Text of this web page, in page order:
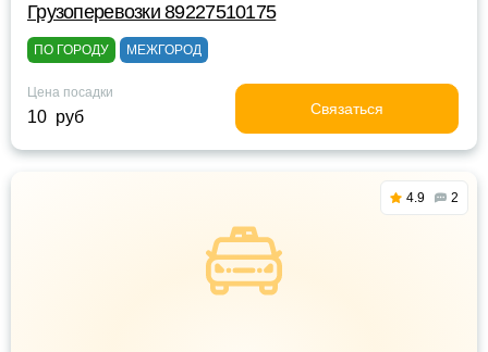
Грузоперевозки 89227510175
ПО ГОРОДУ МЕЖГОРОД
Цена посадки
10 руб Связаться
4.9 2